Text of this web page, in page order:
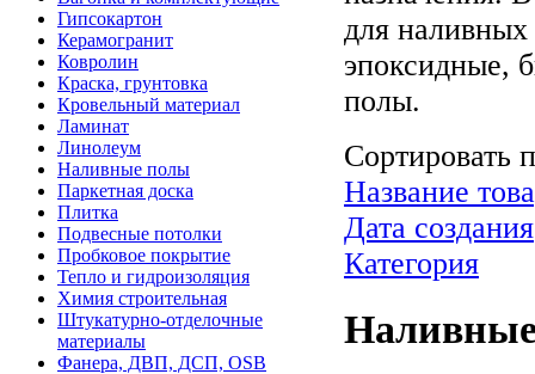
Гипсокартон
Керамогранит
Ковролин
Краска, грунтовка
Кровельный материал
Ламинат
Линолеум
Наливные полы
Паркетная доска
Плитка
Подвесные потолки
Пробковое покрытие
Тепло и гидроизоляция
Химия строительная
Штукатурно-отделочные
материалы
Фанера, ДВП, ДСП, OSB
для
эпоксидные,
полы.
Сортировать
Название
Дата создания
Категория